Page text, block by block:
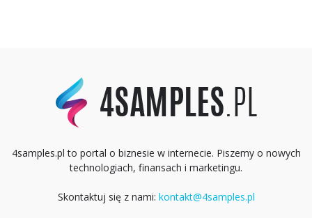
4samples.pl to portal o biznesie w internecie. Piszemy o nowych
technologiach, finansach i marketingu.
Skontaktuj się z nami: kontakt@4samples.pl